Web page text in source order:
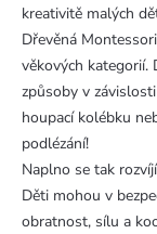
kreativitě malých
Dřevěná
věkových kategorií.
způsoby v
houpací kolébku
podlézání!
Naplno se tak
Děti mohou v
obratnost, sílu a